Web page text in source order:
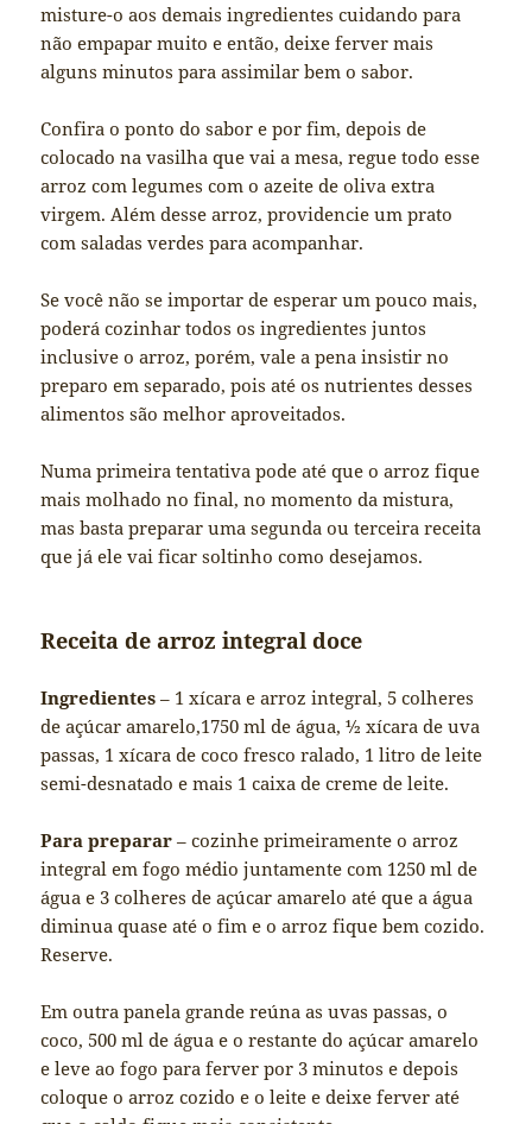
misture-o aos demais ingredientes cuidando para
não empapar muito e então, deixe ferver mais
alguns minutos para assimilar bem o sabor.
Confira o ponto do sabor e por fim, depois de
colocado na vasilha que vai a mesa, regue todo esse
arroz com legumes com o azeite de oliva extra
virgem. Além desse arroz, providencie um prato
com saladas verdes para acompanhar.
Se você não se importar de esperar um pouco mais,
poderá cozinhar todos os ingredientes juntos
inclusive o arroz, porém, vale a pena insistir no
preparo em separado, pois até os nutrientes desses
alimentos são melhor aproveitados.
Numa primeira tentativa pode até que o arroz fique
mais molhado no final, no momento da mistura,
mas basta preparar uma segunda ou terceira receita
que já ele vai ficar soltinho como desejamos.
Receita de arroz integral doce
Ingredientes – 1 xícara e arroz integral, 5 colheres
de açúcar amarelo,1750 ml de água, ½ xícara de uva
passas, 1 xícara de coco fresco ralado, 1 litro de leite
semi-desnatado e mais 1 caixa de creme de leite.
Para preparar – cozinhe primeiramente o arroz
integral em fogo médio juntamente com 1250 ml de
água e 3 colheres de açúcar amarelo até que a água
diminua quase até o fim e o arroz fique bem cozido.
Reserve.
Em outra panela grande reúna as uvas passas, o
coco, 500 ml de água e o restante do açúcar amarelo
e leve ao fogo para ferver por 3 minutos e depois
coloque o arroz cozido e o leite e deixe ferver até